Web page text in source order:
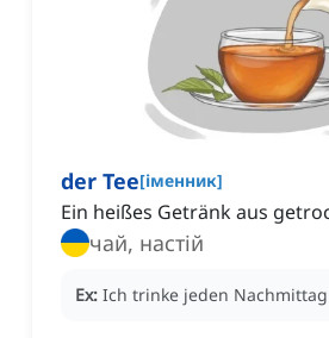
der Tee[іменник]
Ein heißes Getränk aus
чай, настій
Ex: Ich trinke jeden Nachmittag